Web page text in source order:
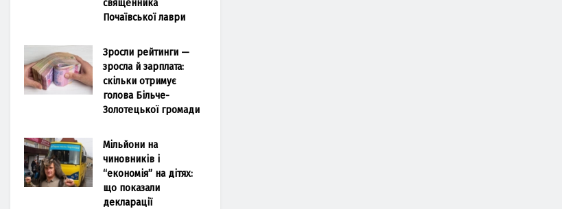
священника
Почаївської лаври
Зросли рейтинги —
зросла й зарплата:
скільки отримує
голова Більче-
Золотецької громади
Мільйони на
чиновників і
“економія” на дітях:
що показали
декларації